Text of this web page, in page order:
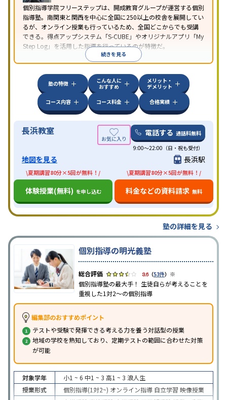
個別指導学院フリーステップは、開成教育グループが運営する個別
指導塾。南関東と関西を中心に全国に250以上の校舎を展開してい
るが、オンライン授業も行っているため、全国どこからでも受講
できる。得点アップシステム「S-CUBE」やオリジナルアプリ「My
Step Log」を活用した指導を行っているのが特徴だ。
続きを見る
塾の特徴
こんな人に
おすすめ
メリット・
デメリット
コース内容
コース料金 合格実績
長浜教室 電話する 通話料無料
9:00～22:00（日・祝も受付）
地図を見る 長浜駅
\夏期講習80分×5回が無料！/
体験授業(無料) を申し込む
\夏期講習80分×5回が無料！/
料金などの資料請求 無料
塾の詳細を見る
個別指導の明光義塾
3.6（53件） ※
個別指導塾の最大手！ 生徒自らが考えることを
重視した1対2〜の個別指導
編集部のおすすめポイント
テストや受験で発揮できる考える力を養う対話型の授業
地域の学校を熟知しており、定期テストの範囲に合わせた対策
が可能
対象学年 小1 ~ 6 中1 ~ 3 高1 ~ 3 浪人生
授業形式
個別指導(1対2~) オンライン指導 自立学習 映像授業